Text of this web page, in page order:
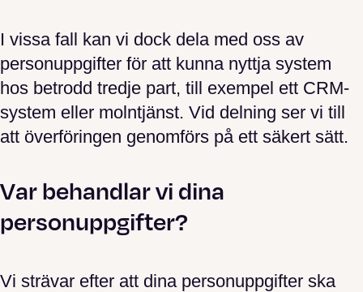
I vissa fall kan vi dock dela med oss av
personuppgifter för att kunna nyttja system
hos betrodd tredje part, till exempel ett CRM-
system eller molntjänst. Vid delning ser vi till
att överföringen genomförs på ett säkert sätt.
Var behandlar vi dina
personuppgifter?
Vi strävar efter att dina personuppgifter ska